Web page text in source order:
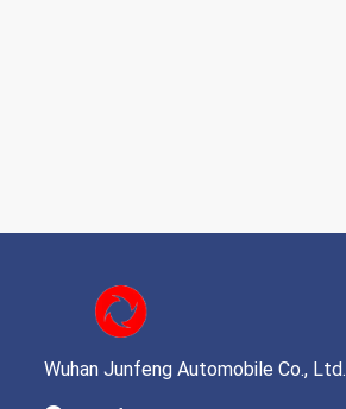
Wuhan Junfeng Automobile Co., Ltd.